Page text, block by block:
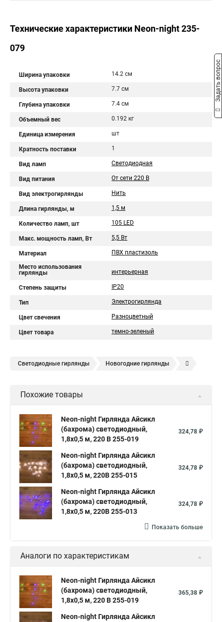
Технические характеристики Neon-night 235-
079
Ширина упаковки 14.2 см
Высота упаковки 7.7 см
Глубина упаковки 7.4 см
Объемный вес 0.192 кг
Единица измерения шт
Кратность поставки 1
Вид ламп Светодиодная
Вид питания От сети 220 В
Вид электрогирлянды Нить
Длина гирлянды, м 1,5 м
Количество ламп, шт 105 LED
Макс. мощность ламп, Вт 5,5 Вт
Материал ПВХ пластизоль
Место использования
гирлянды
интерьерная
Степень защиты IP20
Тип Электрогирлянда
Цвет свечения Разноцветный
Цвет товара темно-зеленый
Светодиодные гирлянды Новогодние гирлянды
Электрическая гирлянда
Похожие товары
Neon-night Гирлянда Айсикл
(бахрома) светодиодный,
1,8х0,5 м, 220 В 255-019
324,78 ₽
Neon-night Гирлянда Айсикл
(бахрома) светодиодный,
1,8х0,5 м, 220В 255-015
324,78 ₽
Neon-night Гирлянда Айсикл
(бахрома) светодиодный,
1,8х0,5 м, 220В 255-013
324,78 ₽
Показать больше
Аналоги по характеристикам
Neon-night Гирлянда Айсикл
(бахрома) светодиодный,
1,8х0,5 м, 220 В 255-019
365,38 ₽
Neon-night Гирлянда Айсикл
Задать вопрос